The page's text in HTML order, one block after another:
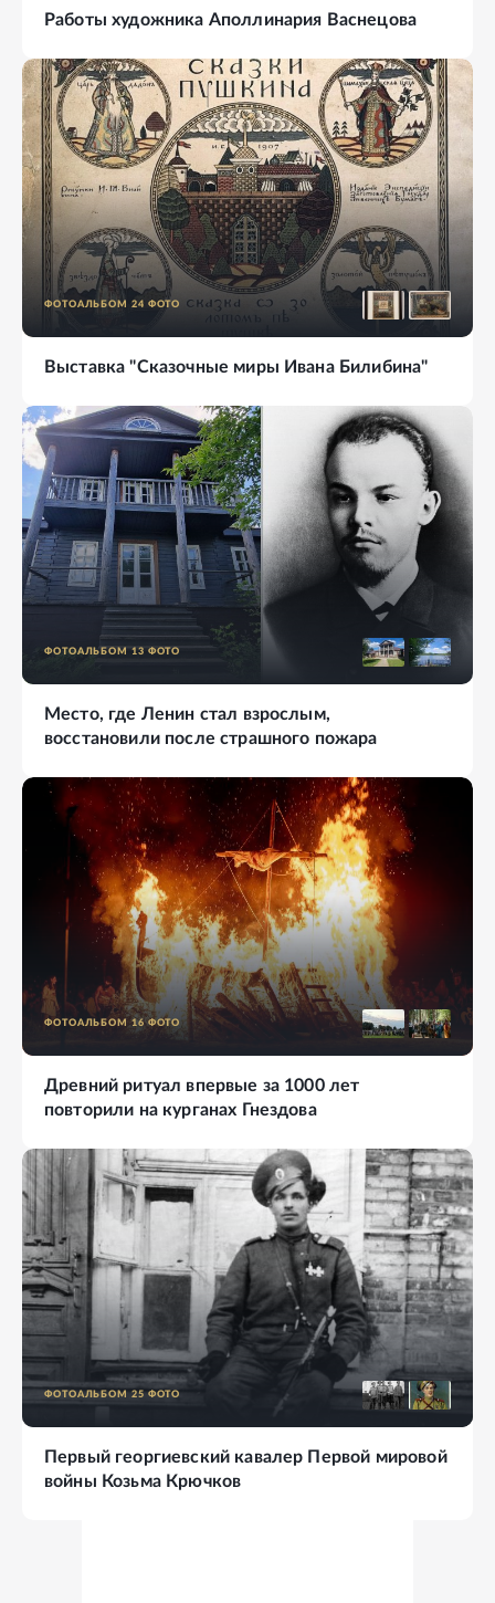
Работы художника Аполлинария Васнецова
ФОТОАЛЬБОМ 24 ФОТО
Выставка "Сказочные миры Ивана Билибина"
ФОТОАЛЬБОМ 13 ФОТО
Место, где Ленин стал взрослым,
восстановили после страшного пожара
ФОТОАЛЬБОМ 16ФОТО
Древний ритуал впервые за 1000 лет
повторили на курганах Гнездова
ФОТОАЛЬБОМ 25 ФОТО
Первый георгиевский кавалер Первой мировой
войны Козьма Крючков